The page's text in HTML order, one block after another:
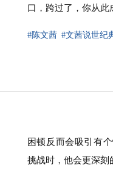
口，跨过了，你从此
#陈文茜 #文茜说世纪
困顿反而会吸引有
挑战时，他会更深刻